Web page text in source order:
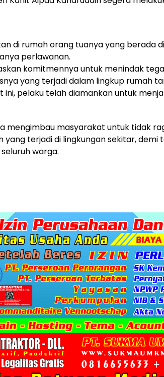
di rumah orang tuanya yang berada
perlawanan.
komitmennya untuk menindak
yang terjadi dalam lingkup rumah
ini, pelaku telah diamankan untuk
mengimbau masyarakat untuk tidak
yang terjadi di lingkungan sekitar, demi
warga.